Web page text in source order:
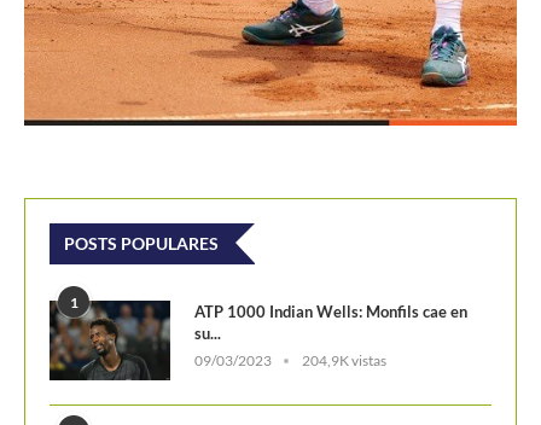
POSTS POPULARES
1
su...
09/03/2023
2